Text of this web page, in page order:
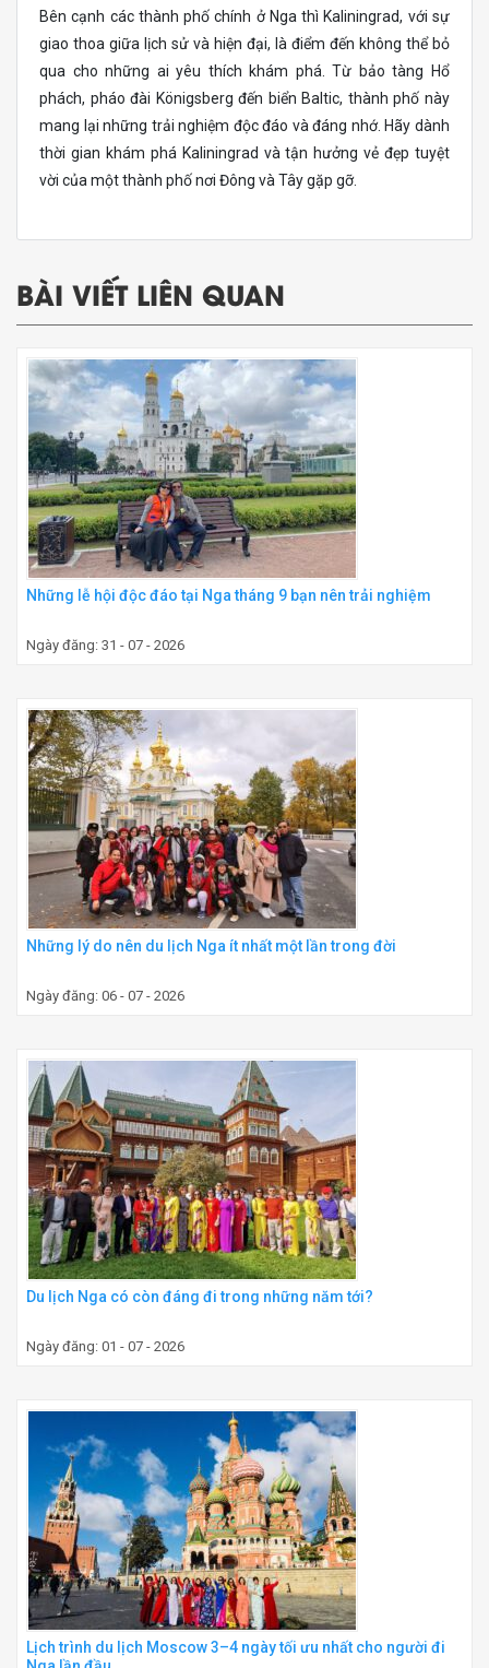
Bên cạnh các thành phố chính ở Nga thì Kaliningrad, với sự
giao thoa giữa lịch sử và hiện đại, là điểm đến không thể bỏ
qua cho những ai yêu thích khám phá. Từ bảo tàng Hổ
phách, pháo đài Königsberg đến biển Baltic, thành phố này
mang lại những trải nghiệm độc đáo và đáng nhớ. Hãy dành
thời gian khám phá Kaliningrad và tận hưởng vẻ đẹp tuyệt
vời của một thành phố nơi Đông và Tây gặp gỡ.
BÀI VIẾT LIÊN QUAN
Những lễ hội độc đáo tại Nga tháng 9 bạn nên trải nghiệm
Ngày đăng: 31 - 07 - 2026
Những lý do nên du lịch Nga ít nhất một lần trong đời
Ngày đăng: 06 - 07 - 2026
Du lịch Nga có còn đáng đi trong những năm tới?
Ngày đăng: 01 - 07 - 2026
Lịch trình du lịch Moscow 3–4 ngày tối ưu nhất cho người đi